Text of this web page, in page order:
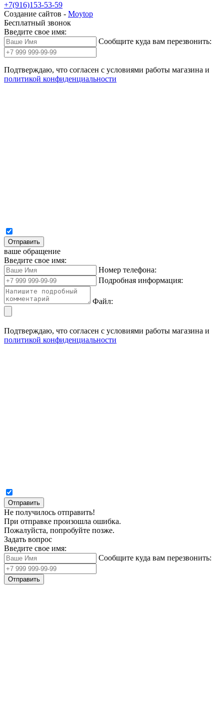
+7(916)153-53-59
Создание сайтов - Moytop
Бесплатный звонок
Введите свое имя:
Сообщите куда вам перезвонить:
Подтверждаю, что согласен с условиями работы магазина и
политикой конфиденциальности
Отправить
ваше обращение
Введите свое имя:
Номер телефона:
Подробная информация:
Файл:
Подтверждаю, что согласен с условиями работы магазина и
политикой конфиденциальности
Отправить
Не получилось отправить!
При отправке произошла ошибка.
Пожалуйста, попробуйте позже.
Задать вопрос
Введите свое имя:
Сообщите куда вам перезвонить:
Отправить